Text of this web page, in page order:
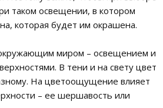
таком освещении, в котором
которая будет им окрашена.
окружающим миром – освещением и
В тени и на свету цвет
На цветоощущение влияет
– ее шершавость или